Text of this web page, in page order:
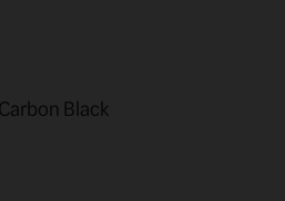
Black